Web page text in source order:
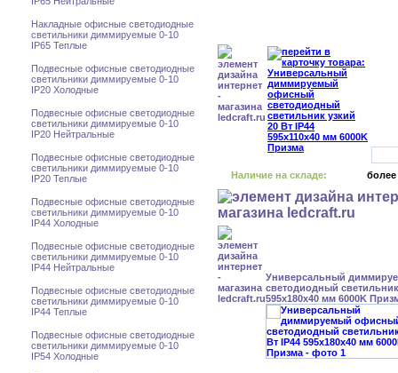
Накладные офисные светодиодные
светильники диммируемые 0-10
IP65 Теплые
Подвесные офисные светодиодные
светильники диммируемые 0-10
IP20 Холодные
Подвесные офисные светодиодные
светильники диммируемые 0-10
IP20 Нейтральные
Подвесные офисные светодиодные
светильники диммируемые 0-10
IP20 Теплые
Подвесные офисные светодиодные
светильники диммируемые 0-10
IP44 Холодные
Подвесные офисные светодиодные
светильники диммируемые 0-10
IP44 Нейтральные
Подвесные офисные светодиодные
светильники диммируемые 0-10
IP44 Теплые
Подвесные офисные светодиодные
светильники диммируемые 0-10
IP54 Холодные
Наличие на складе: более
Универсальный
светодиодный
595x180x40 мм 6000K